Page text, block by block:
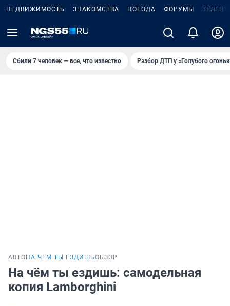
НЕДВИЖИМОСТЬ ЗНАКОМСТВА ПОГОДА ФОРУМЫ
Сбили 7 человек — все, что известно Разбор ДТП у «Голубого
АВТО НА ЧЕМ ТЫ ЕЗДИШЬОБЗОР
На чём ты ездишь: самодельная
копия Lamborghini